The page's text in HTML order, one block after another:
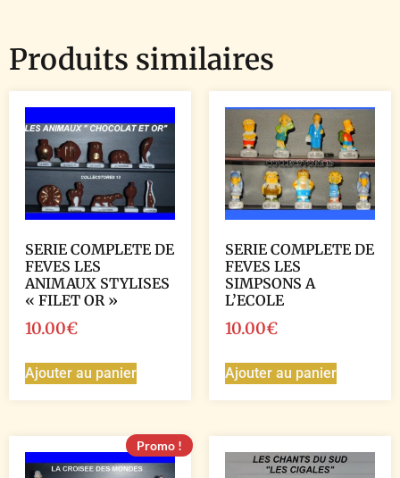
Produits similaires
SERIE COMPLETE DE
FEVES LES
ANIMAUX STYLISES
« FILET OR »
10.00€
Ajouter au panier
SERIE COMPLETE DE
FEVES LES
SIMPSONS A
L’ECOLE
10.00€
Ajouter au panier
Promo !